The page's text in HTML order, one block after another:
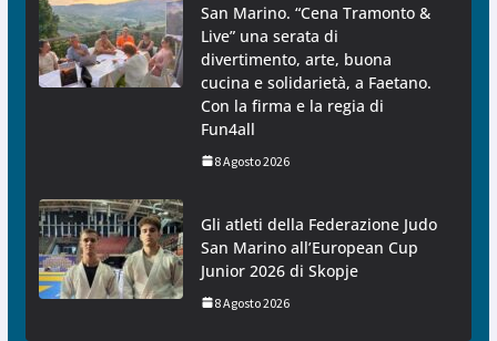
San Marino. “Cena Tramonto &
Live” una serata di
divertimento, arte, buona
cucina e solidarietà, a Faetano.
Con la firma e la regia di
Fun4all
8 Agosto 2026
Gli atleti della Federazione Judo
San Marino all’European Cup
Junior 2026 di Skopje
8 Agosto 2026